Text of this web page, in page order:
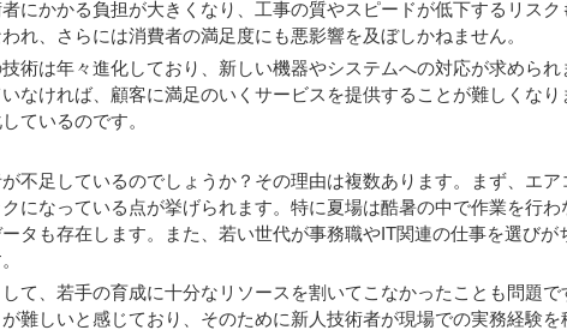
にかかる負担が大きくなり、工事の質やスピードが低下するリス
れ、さらには消費者の満足度にも悪影響を及ぼしかねません。
術は年々進化しており、新しい機器やシステムへの対応が求めら
なければ、顧客に満足のいくサービスを提供することが難しくな
ているのです。
不足しているのでしょうか？その理由は複数あります。まず、エ
になっている点が挙げられます。特に夏場は酷暑の中で作業を行
タも存在します。また、若い世代が事務職やIT関連の仕事を選び
て、若手の育成に十分なリソースを割いてこなかったことも問題
難しいと感じており、そのために新人技術者が現場での実務経験